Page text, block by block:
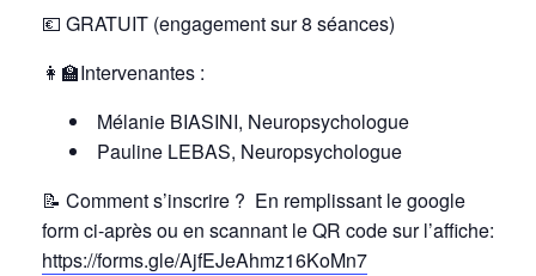
💶 GRATUIT (engagement sur 8 séances)
👩‍🏫Intervenantes :
Mélanie BIASINI, Neuropsychologue
Pauline LEBAS, Neuropsychologue
📝 Comment s’inscrire ? En remplissant le google
form ci-après ou en scannant le QR code sur l’affiche:
https://forms.gle/AjfEJeAhmz16KoMn7